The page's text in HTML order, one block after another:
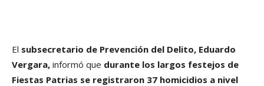
El subsecretario de Prevención del Delito, Eduardo
Vergara, informó que durante los largos festejos de
Fiestas Patrias se registraron 37 homicidios a nivel